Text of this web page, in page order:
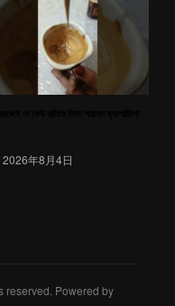
2026年8月4日
reserved. Powered by